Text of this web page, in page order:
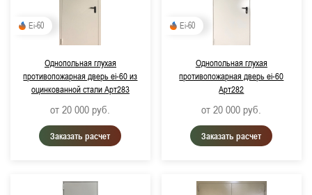
Ei-60
Однопольная глухая
противопожарная дверь ei-60 из
оцинкованной стали Арт283
от 20 000 руб.
Заказать расчет
Ei-60
Однопольная глухая
противопожарная дверь ei-60
Арт282
от 20 000 руб.
Заказать расчет